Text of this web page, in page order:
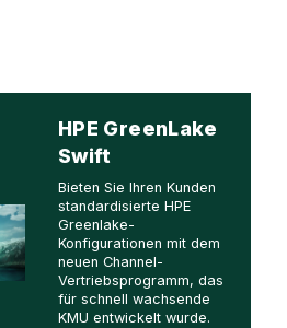
HPE GreenLake
Swift
Bieten Sie Ihren Kunden
standardisierte HPE
Greenlake-
Konfigurationen mit dem
neuen Channel-
Vertriebsprogramm, das
für schnell wachsende
KMU entwickelt wurde.